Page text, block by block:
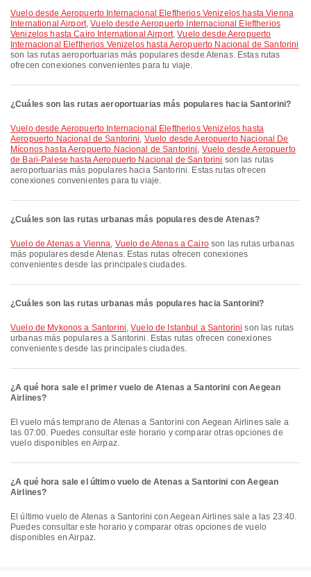
Vuelo desde Aeropuerto Internacional Eleftherios Venizelos hasta Vienna
International Airport,Vuelo desde Aeropuerto Internacional Eleftherios
Venizelos hasta Cairo International Airport,Vuelo desde Aeropuerto
Internacional Eleftherios Venizelos hasta Aeropuerto Nacional de Santorini
son las rutas aeroportuarias más populares desde Atenas. Estas rutas
ofrecen conexiones convenientes para tu viaje.
¿Cuáles son las rutas aeroportuarias más populares hacia Santorini?
Vuelo desde Aeropuerto Internacional Eleftherios Venizelos hasta
Aeropuerto Nacional de Santorini, Vuelo desde Aeropuerto Nacional De
Míconos hasta Aeropuerto Nacional de Santorini, Vuelo desde Aeropuerto
de Bari-Palese hasta Aeropuerto Nacional de Santorini son las rutas
aeroportuarias más populares hacia Santorini. Estas rutas ofrecen
conexiones convenientes para tu viaje.
¿Cuáles son las rutas urbanas más populares desde Atenas?
Vuelo de Atenas a Vienna, Vuelo de Atenas a Cairoson las rutas urbanas
más populares desde Atenas. Estas rutas ofrecen conexiones
convenientes desde las principales ciudades.
¿Cuáles son las rutas urbanas más populares hacia Santorini?
Vuelo de Mykonos a Santorini,Vuelo de Istanbul a Santorini son las rutas
urbanas más populares a Santorini. Estas rutas ofrecen conexiones
convenientes desde las principales ciudades.
¿A qué hora sale el primer vuelo de Atenas a Santorini con Aegean
Airlines?
El vuelo más temprano de Atenas a Santorini con Aegean Airlines sale a
las 07:00. Puedes consultar este horario y comparar otras opciones de
vuelo disponibles en Airpaz.
¿A qué hora sale el último vuelo de Atenas a Santorini con Aegean
Airlines?
El último vuelo de Atenas a Santorini con Aegean Airlines sale a las 23:40.
Puedes consultar este horario y comparar otras opciones de vuelo
disponibles en Airpaz.